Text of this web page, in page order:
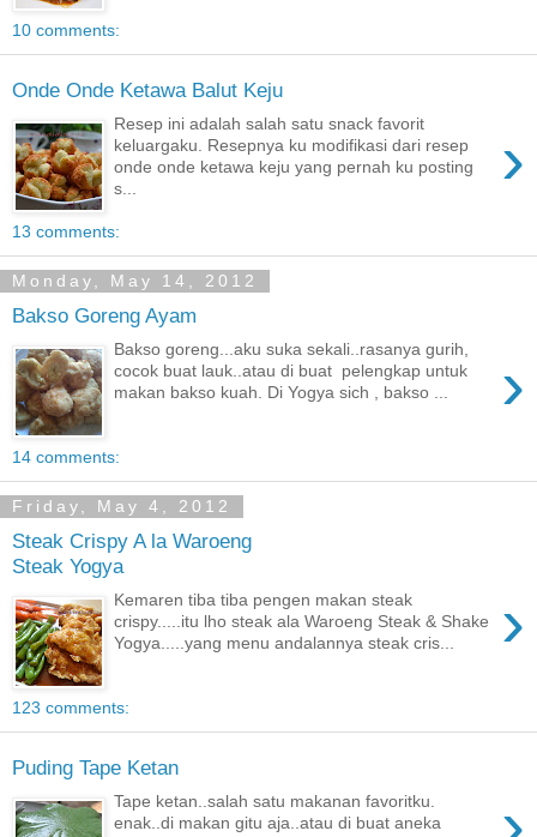
10 comments:
Onde Onde Ketawa Balut Keju
›
Resep ini adalah salah satu snack favorit
keluargaku. Resepnya ku modifikasi dari resep
onde onde ketawa keju yang pernah ku posting
s...
13 comments:
Monday, May 14, 2012
Bakso Goreng Ayam
›
Bakso goreng...aku suka sekali..rasanya gurih,
cocok buat lauk..atau di buat pelengkap untuk
makan bakso kuah. Di Yogya sich , bakso ...
14 comments:
Friday, May 4, 2012
Steak Crispy A la Waroeng
Steak Yogya
›
Kemaren tiba tiba pengen makan steak
crispy.....itu lho steak ala Waroeng Steak & Shake
Yogya.....yang menu andalannya steak cris...
123 comments:
Puding Tape Ketan
Tape ketan..salah satu makanan favoritku.
enak..di makan gitu aja..atau di buat aneka